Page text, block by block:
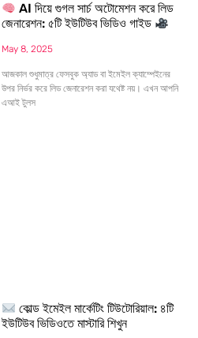
AI দিয়ে গুগল সার্চ অটোমেশন করে লিড
জেনারেশন: ৫টি ইউটিউব ভিডিও গাইড
May 8, 2025
আজকাল শুধুমাত্র ফেসবুক অ্যাড বা ইমেইল ক্যাম্পেইনের
উপর নির্ভর করে লিড জেনারেশন করা যথেষ্ট নয়। এখন আপনি
এআই টুলস
কোল্ড ইমেইল মার্কেটিং টিউটোরিয়াল: ৪টি
ইউটিউব ভিডিওতে মাস্টারি শিখুন